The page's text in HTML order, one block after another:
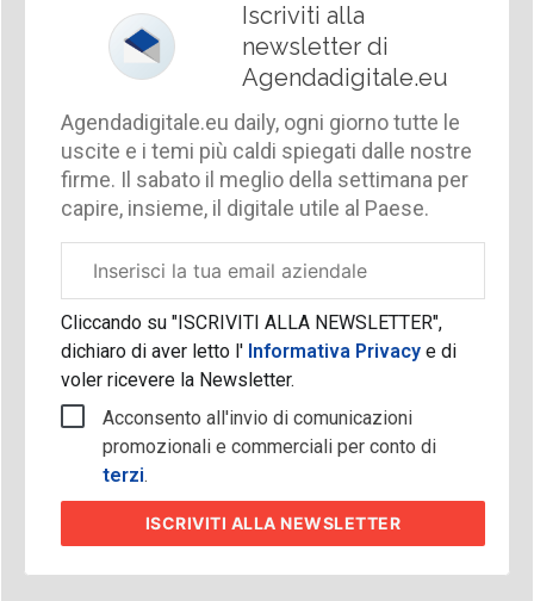
Iscriviti alla
newsletter di
Agendadigitale.eu
Agendadigitale.eu daily, ogni giorno tutte le
uscite e i temi più caldi spiegati dalle nostre
firme. Il sabato il meglio della settimana per
capire, insieme, il digitale utile al Paese.
aziendale
Cliccando su "ISCRIVITI ALLA NEWSLETTER",
dichiaro di aver letto l'Informativa Privacy e di
voler ricevere la Newsletter.
Acconsento all'invio di comunicazioni
promozionali e commerciali per conto di
terzi.
ISCRIVITI ALLA NEWSLETTER